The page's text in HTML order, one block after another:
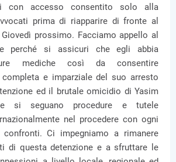
con accesso consentito solo alla
prima di riapparire di fronte al
prossimo. Facciamo appello al
perché si assicuri che egli abbia
mediche così da consentire
completa e imparziale del suo arresto
ed il brutale omicidio di Yasim
si seguano procedure e tutele
nel procedere con ogni
Ci impegniamo a rimanere
di questa detenzione e a sfruttare le